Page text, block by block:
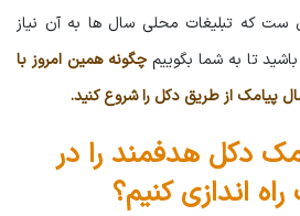
که تبلیغات محلی سال ها به آن نیاز
باشید تا به شما بگوییمچگونه همین امروز با
پیامک از طریق دکل را شروع کنید.
دکل هدفمند را در
اندازی کنیم؟